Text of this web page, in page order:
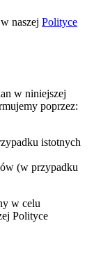
naszej Polityce
w niniejszej
poprzez:
istotnych
(w przypadku
w celu
Polityce